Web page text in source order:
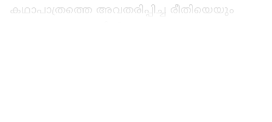
കഥാപാത്രത്തെ അവതരിപ്പിച്ച രീതിയെയും